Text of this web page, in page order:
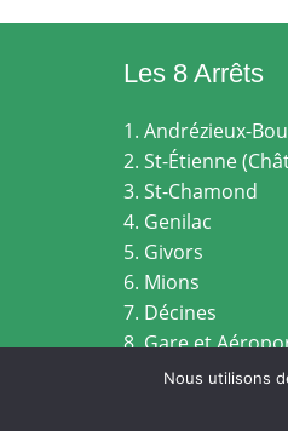
Les 8 Arrêts
1. Andrézieux-
2. St-Étienne
3. St-Chamond
4. Genilac
5. Givors
6. Mions
7. Décines
8. Gare et
Nous utilisons